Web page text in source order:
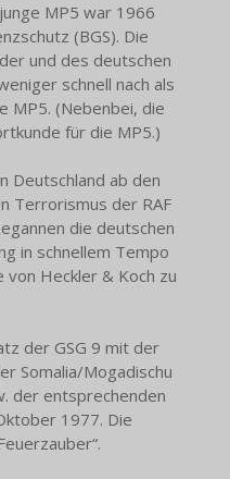
MP5 war 1966
(BGS). Die
und des deutschen
schnell nach als
MP5. (Nebenbei, die
für die MP5.)
Deutschland ab den
Terrorismus der RAF
die deutschen
in schnellem Tempo
Heckler & Koch zu
der GSG 9 mit der
Somalia/Mogadischu
der entsprechenden
1977. Die